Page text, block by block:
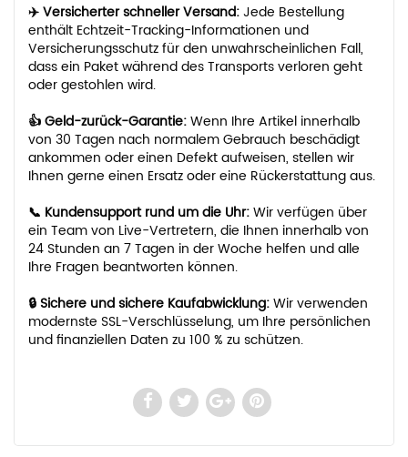
✈️ Versicherter schneller Versand:Jede Bestellung
enthält Echtzeit-Tracking-Informationen und
Versicherungsschutz für den unwahrscheinlichen Fall,
dass ein Paket während des Transports verloren geht
oder gestohlen wird.
👍 Geld-zurück-Garantie:Wenn Ihre Artikel innerhalb
von 30 Tagen nach normalem Gebrauch beschädigt
ankommen oder einen Defekt aufweisen, stellen wir
Ihnen gerne einen Ersatz oder eine Rückerstattung aus.
📞 Kundensupport rund um die Uhr:Wir verfügen über
ein Team von Live-Vertretern, die Ihnen innerhalb von
24 Stunden an 7 Tagen in der Woche helfen und alle
Ihre Fragen beantworten können.
🔒 Sichere und sichere Kaufabwicklung:Wir verwenden
modernste SSL-Verschlüsselung, um Ihre persönlichen
und finanziellen Daten zu 100 % zu schützen.